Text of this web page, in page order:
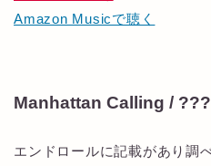
Amazon Musicで聴く
Manhattan Calling / ???
エンドロールに記載があり調